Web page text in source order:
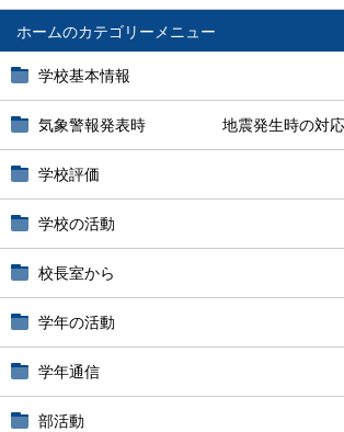
ホーム
学校基本情報
気象警報発表時 地震発生時の対応
学校評価
学校の活動
校長室から
学年の活動
学年通信
部活動